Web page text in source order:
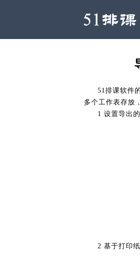
51排课软件
多个工作表存放
1 设置导出
2 基于打印